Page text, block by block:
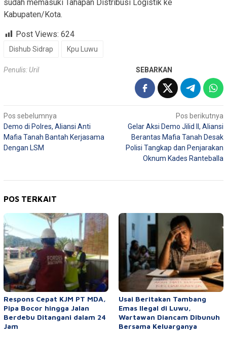
sudah memasuki Tahapan Distribusi Logistik ke
Kabupaten/Kota.
Post Views: 624
Dishub Sidrap Kpu Luwu
Penulis: Uril SEBARKAN
Navigasi
pos
Pos sebelumnya
Demo di Polres, Aliansi Anti
Mafia Tanah Bantah Kerjasama
Dengan LSM
Pos berikutnya
Gelar Aksi Demo Jilid II, Aliansi
Berantas Mafia Tanah Desak
Polisi Tangkap dan Penjarakan
Oknum Kades Ranteballa
POS TERKAIT
Respons Cepat KJM PT MDA,
Pipa Bocor hingga Jalan
Berdebu Ditangani dalam 24
Jam
Usai Beritakan Tambang
Emas Ilegal di Luwu,
Wartawan Diancam Dibunuh
Bersama Keluarganya